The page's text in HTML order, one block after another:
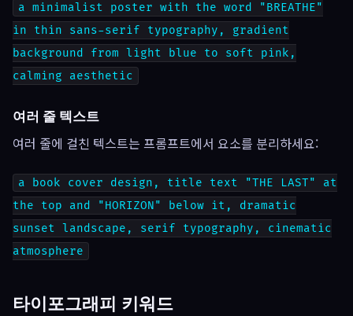
a minimalist poster with the word "BREATHE"
in thin sans-serif typography, gradient
background from light blue to soft pink,
calming aesthetic
여러 줄 텍스트
여러 줄에 걸친 텍스트는 프롬프트에서 요소를 분리하세요:
a book cover design, title text "THE LAST" at
the top and "HORIZON" below it, dramatic
sunset landscape, serif typography, cinematic
atmosphere
타이포그래피 키워드